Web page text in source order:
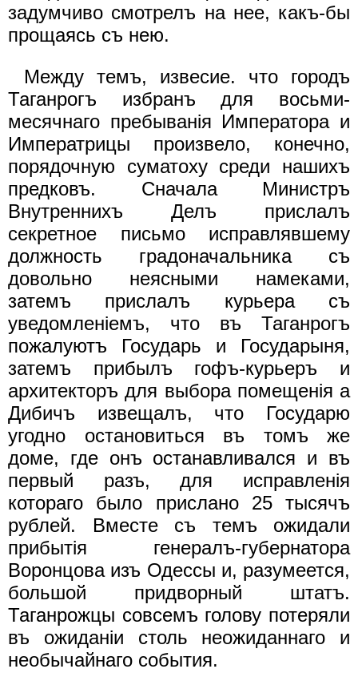
задумчиво смотрелъ на нее, какъ-бы
прощаясь съ нею.
Между темъ, извесие. что городъ
Таганрогъ избранъ для восьми-
месячнаго пребыванiя Императора и
Императрицы произвело, конечно,
порядочную суматоху среди нашихъ
предковъ. Сначала Министръ
Внутреннихъ Делъ прислалъ
секретное письмо исправлявшему
должность градоначальника съ
довольно неясными намеками,
затемъ прислалъ курьера съ
уведомленiемъ, что въ Таганрогъ
пожалуютъ Государь и Государыня,
затемъ прибылъ гофъ-курьеръ и
архитекторъ для выбора помещенiя а
Дибичъ извещалъ, что Государю
угодно остановиться въ томъ же
доме, где онъ останавливался и въ
первый разъ, для исправленiя
котораго было прислано 25 тысячъ
рублей. Вместе съ темъ ожидали
прибытiя генералъ-губернатора
Воронцова изъ Одессы и, разумеется,
большой придворный штатъ.
Таганрожцы совсемъ голову потеряли
въ ожиданiи столь неожиданнаго и
необычайнаго события.